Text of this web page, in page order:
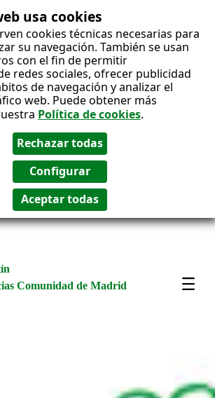
usa cookies
cookies técnicas necesarias para
su navegación. También se usan
con el fin de permitir
redes sociales, ofrecer publicidad
de navegación y analizar el
web. Puede obtener más
Política de cookies.
Comunidad de Madrid